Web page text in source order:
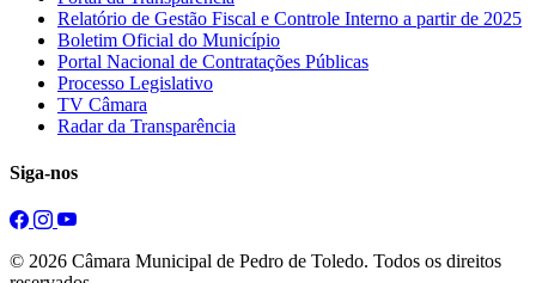
Relatório de Gestão Fiscal e Controle Interno a partir de 2025
Boletim Oficial do Município
Portal Nacional de Contratações Públicas
Processo Legislativo
TV Câmara
Radar da Transparência
Siga-nos
© 2026 Câmara Municipal de Pedro de Toledo. Todos os direitos